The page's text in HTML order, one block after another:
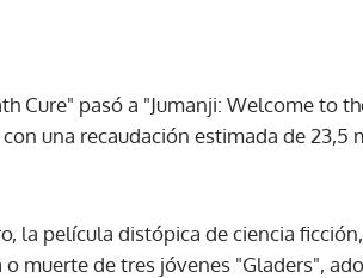
Cure" pasó a "Jumanji: Welcome to
una recaudación estimada de
la película distópica de ciencia
muerte de tres jóvenes "Gladers",